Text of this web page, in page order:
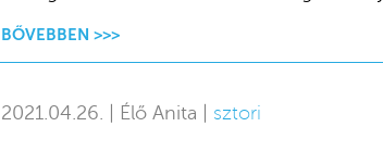
2021.04.26. | Élő Anita | sztori
BŐVEBBEN >>>